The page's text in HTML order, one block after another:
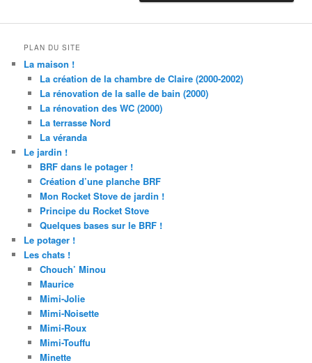
PLAN DU SITE
La maison !
La création de la chambre de Claire (2000-2002)
La rénovation de la salle de bain (2000)
La rénovation des WC (2000)
La terrasse Nord
La véranda
Le jardin !
BRF dans le potager !
Création d’une planche BRF
Mon Rocket Stove de jardin !
Principe du Rocket Stove
Quelques bases sur le BRF !
Le potager !
Les chats !
Chouch’ Minou
Maurice
Mimi-Jolie
Mimi-Noisette
Mimi-Roux
Mimi-Touffu
Minette